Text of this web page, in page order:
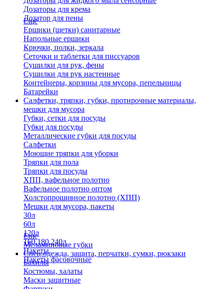
Дозаторы для крема
Дозатор для пены
Еще
Ершики (щетки) санитарные
Напольные ершики
Крючки, полки, зеркала
Сеточки и таблетки для писсуаров
Сушилки для рук, фены
Сушилки для рук настенные
Контейнеры, корзины для мусора, пепельницы
Батарейки
Салфетки, тряпки, губки, протирочные материалы,
мешки для мусора
Губки, сетки для посуды
Губки для посуды
Металлические губки для посуды
Салфетки
Моющие тряпки для уборки
Тряпки для пола
Тряпки для посуды
ХПП, вафельное полотно
Вафельное полотно оптом
Холстопрошивное полотно (ХПП)
Мешки для мусора, пакеты
30л
60л
120л
160,180,240л
Пакеты
Пакеты фасовочные
Еще
Меламиновые губки
Спец.одежда, защита, перчатки, сумки, рюкзаки
Бахилы
Костюмы, халаты
Маски защитные